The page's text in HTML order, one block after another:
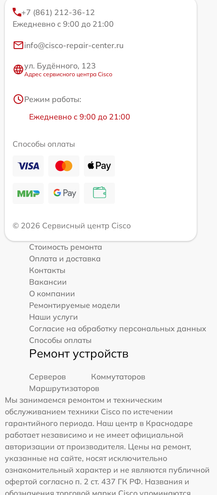
+7 (861) 212-36-12
Ежедневно с 9:00 до 21:00
info@cisco-repair-center.ru
ул. Будённого, 123
Адрес сервисного центра Cisco
Режим работы:
Ежедневно с 9:00 до 21:00
Способы оплаты
© 2026 Сервисный центр Cisco
Стоимость ремонта
Оплата и доставка
Контакты
Вакансии
О компании
Ремонтируемые модели
Наши услуги
Согласие на обработку персональных данных
Способы оплаты
Ремонт устройств
Серверов
Коммутаторов
Маршрутизаторов
Мы занимаемся ремонтом и техническим
обслуживанием техники Cisco по истечении
гарантийного периода. Наш центр в Краснодаре
работает независимо и не имеет официальной
авторизации от производителя. Цены на ремонт,
указанные на сайте, носят исключительно
ознакомительный характер и не являются публичной
офертой согласно п. 2 ст. 437 ГК РФ. Названия и
обозначения торговой марки Cisco упоминаются